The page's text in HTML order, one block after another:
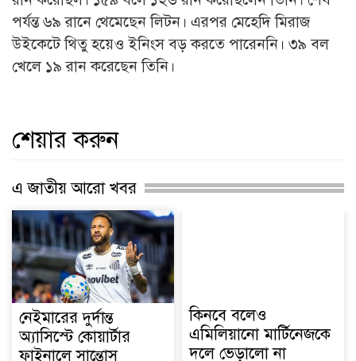
পর্যন্ত ৬৯ রানে থেমেছেন লিটন। এরপর মেহেদি মিরাজ
উইকেটে থিতু হয়েও ইনিংস বড় করতে পারেননি। ৩৯ বল
খেলে ১৯ রান করেছেন তিনি।
শেয়ার করুন
এ জাতীয় আরো খবর
নেইমারের দুর্দান্ত
অ্যাসিস্টে কোয়ার্টার
ফাইনালে সান্তোস
কিনবে বলেও
এমিলিয়ানো মার্টিনেজকে
দলে ভেড়ালো না